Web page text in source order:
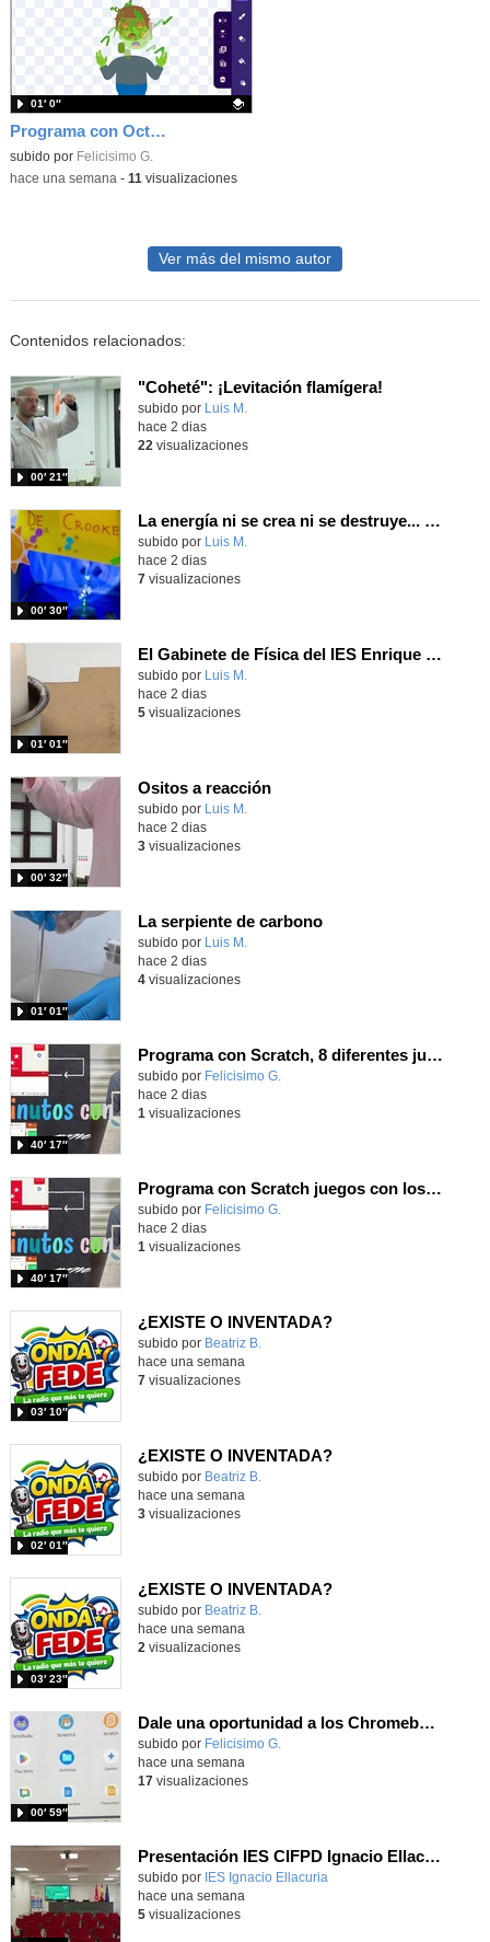
Programa con OctoStudio, un juego homenajeando al House of the dead con Zombies
Contenido educativo.
subido por Felicisimo G.
01′ 0″
-hace una semana - 11 visualizaciones
Ver más del mismo autor
Contenidos relacionados:
"Coheté": ¡Levitación flamígera!
Contenido educativo.
subido por Luis M.
00′ 21″
hace 2 dias
22 visualizaciones
La energía ni se crea ni se destruye... ¡se experimenta! El Tierno en la Feria Madrid es Ciencia 2026
Contenido educativo.
subido por Luis M.
00′ 30″
hace 2 dias
7visualizaciones
El Gabinete de Física del IES Enrique Tierno Galván de Parla (Curso 25-26)
Contenido educativo.
subido por Luis M.
01′ 01″
hace 2 dias
5visualizaciones
Ositos a reacción
Contenido educativo.
subido por Luis M.
00′ 32″
hace 2 dias
3visualizaciones
La serpiente de carbono
Contenido educativo.
subido por Luis M.
01′ 01″
hace 2 dias
4visualizaciones
Programa con Scratch, 8 diferentes juegos para vivir la emoción de los partidos de España en el mundial 2026
Contenido educativo.
subido por Felicisimo G.
40′ 17″
hace 2 dias
1 visualizaciones
Programa con Scratch juegos con los partidos del mundial 2026 ganados por España
Contenido educativo.
subido por Felicisimo G.
40′ 17″
hace 2 dias
1 visualizaciones
¿EXISTE O INVENTADA?
Contenido educativo.
subido por Beatriz B.
03′ 10″
hace una semana
7visualizaciones
¿EXISTE O INVENTADA?
Contenido educativo.
subido por Beatriz B.
02′ 01″
hace una semana
3visualizaciones
¿EXISTE O INVENTADA?
Contenido educativo.
subido por Beatriz B.
03′ 23″
hace una semana
2 visualizaciones
Dale una oportunidad a los Chromebooks y utiliza un proyector para realizar talleres si no tienes pantallas táctiles
Contenido educativo.
subido por Felicisimo G.
00′ 59″
hace una semana
17visualizaciones
Presentación IES CIFPD Ignacio Ellacuría
Contenido educativo.
subido por IES Ignacio Ellacuria
hace una semana
5visualizaciones